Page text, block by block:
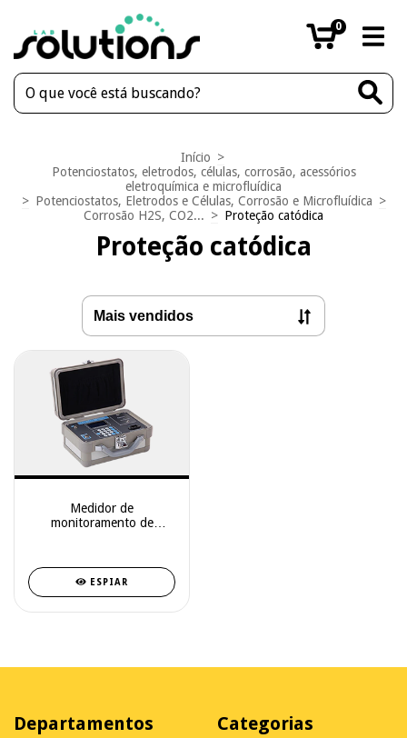
0
Início >
Potenciostatos, eletrodos, células, corrosão, acessórios
eletroquímica e microfluídica
> Potenciostatos, Eletrodos e Células, Corrosão e Microfluídica >
Corrosão H2S, CO2... > Proteção catódica
Proteção catódica
Medidor de
monitoramento de
ESPIAR
Departamentos Categorias